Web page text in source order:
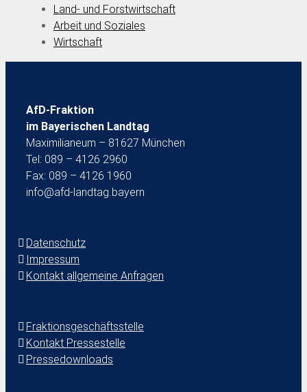
Land- und Forstwirtschaft
Arbeit und Soziales
Wirtschaft
AfD-Fraktion
im Bayerischen Landtag
Maximilianeum – 81627 München
Tel: 089 – 4126 2960
Fax: 089 – 4126 1960
info@afd-landtag.bayern
Datenschutz
Impressum
Kontakt allgemeine Anfragen
Fraktionsgeschäftsstelle
Kontakt Pressestelle
Pressedownloads